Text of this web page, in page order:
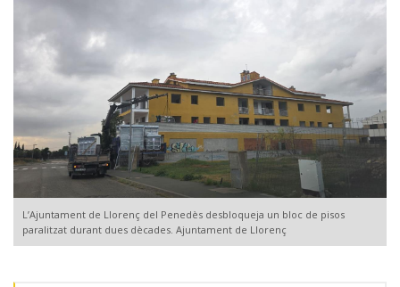
L’Ajuntament de Llorenç del Penedès desbloqueja un bloc de pisos
paralitzat durant dues dècades. Ajuntament de Llorenç